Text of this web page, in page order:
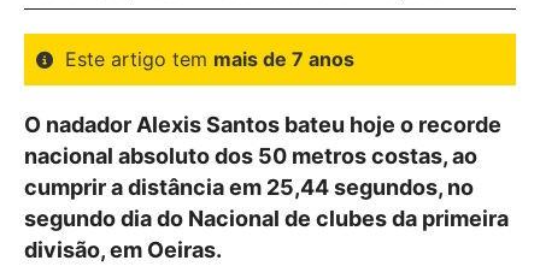
Este artigo tem mais de 7 anos
O nadador Alexis Santos bateu hoje o recorde
nacional absoluto dos 50 metros costas, ao
cumprir a distância em 25,44 segundos, no
segundo dia do Nacional de clubes da primeira
divisão, em Oeiras.